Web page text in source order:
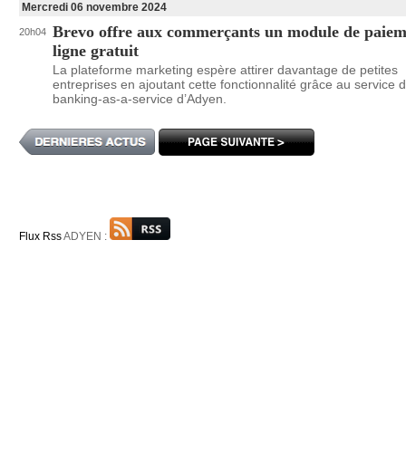
Mercredi 06 novembre 2024
20h04 Brevo offre aux commerçants un module de
ligne gratuit
La plateforme marketing espère attirer davantage de petites
entreprises en ajoutant cette fonctionnalité grâce au service
banking-as-a-service d’Adyen.
Flux RssADYEN :